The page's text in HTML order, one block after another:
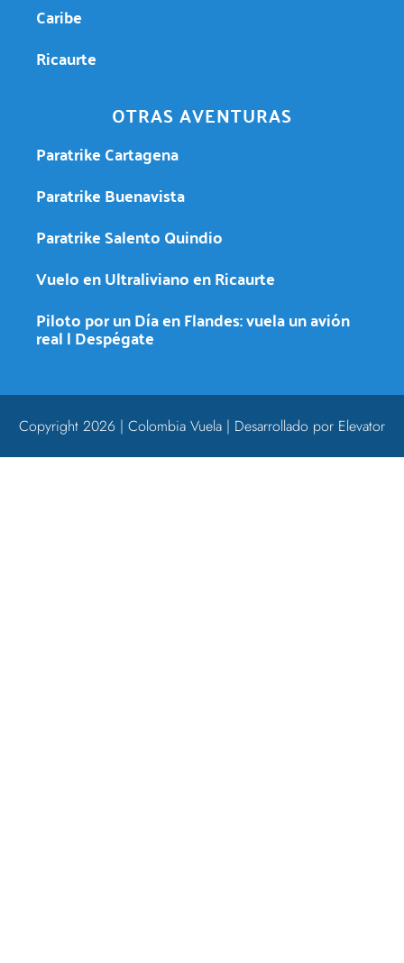
Caribe
Ricaurte
OTRAS AVENTURAS
Paratrike Cartagena
Paratrike Buenavista
Paratrike Salento Quindio
Vuelo en Ultraliviano en Ricaurte
Piloto por un Día en Flandes: vuela un avión
real | Despégate
Copyright 2026 | Colombia Vuela | Desarrollado por Elevator